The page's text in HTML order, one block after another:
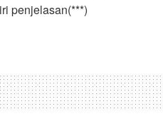
penjelasan(***)